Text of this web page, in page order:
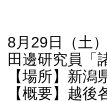
8月29日（土）
田邊研究員「
【場所】新
【概要】越